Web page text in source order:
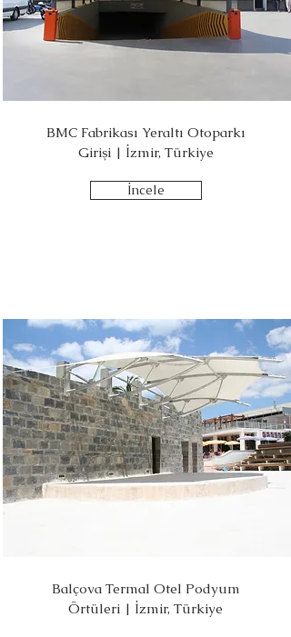
BMC Fabrikası Yeraltı Otoparkı
Girişi | İzmir, Türkiye
İncele
Balçova Termal Otel Podyum
Örtüleri | İzmir, Türkiye